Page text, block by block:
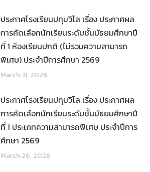
ประกาศโรงเรียนปทุมวิไล เรื่อง ประกาศผล
การคัดเลือกนักเรียนระดับชั้นมัธยมศึกษาปี
ที่ 1 ห้องเรียนปกติ (ไม่รวมความสามารถ
พิเศษ) ประจำปีการศึกษา 2569
March 31, 2026
ประกาศโรงเรียนปทุมวิไล เรื่อง ประกาศผล
การคัดเลือกนักเรียนระดับชั้นมัธยมศึกษาปี
ที่ 1 ประเภทความสามารถพิเศษ ประจำปีการ
ศึกษา 2569
March 26, 2026